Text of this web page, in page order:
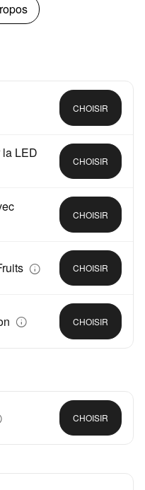
CHOISIR
LED
CHOISIR
CHOISIR
CHOISIR
CHOISIR
CHOISIR